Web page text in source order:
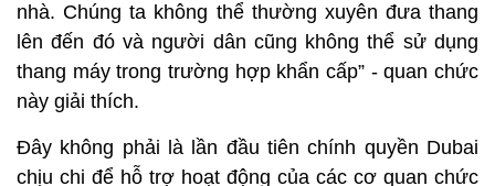
nhà. Chúng ta không thể thường xuyên đưa thang
lên đến đó và người dân cũng không thể sử dụng
thang máy trong trường hợp khẩn cấp” - quan chức
này giải thích.
Đây không phải là lần đầu tiên chính quyền Dubai
chịu chi để hỗ trợ hoạt động của các cơ quan chức